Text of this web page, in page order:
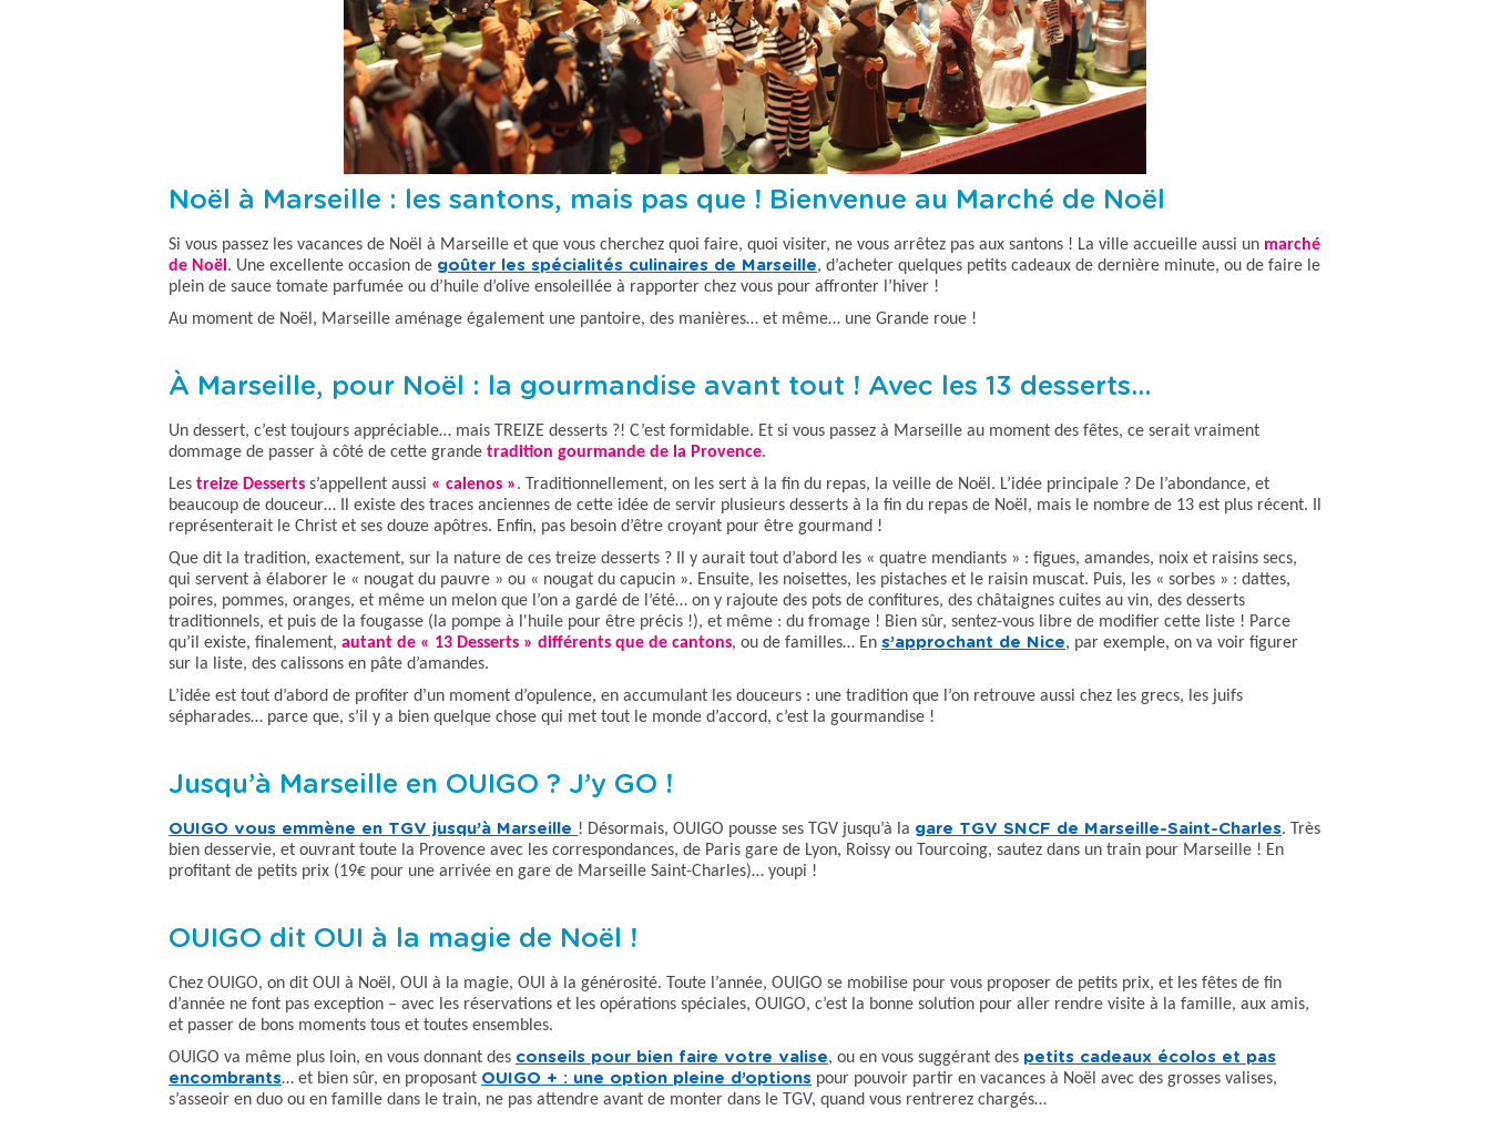
Noël à Marseille : les santons, mais pas que ! Bienvenue au Marché de Noël
Si vous passez les vacances de Noël à Marseille et que vous cherchez quoi faire, quoi visiter, ne vous arrêtez pas aux santons ! La ville accueille aussi un marché
de Noël. Une excellente occasion de goûter les spécialités culinaires de Marseille, d’acheter quelques petits cadeaux de dernière minute, ou de faire le
plein de sauce tomate parfumée ou d’huile d’olive ensoleillée à rapporter chez vous pour affronter l’hiver !
Au moment de Noël, Marseille aménage également une pantoire, des manières… et même… une Grande roue !
À Marseille, pour Noël : la gourmandise avant tout ! Avec les 13 desserts…
Un dessert, c’est toujours appréciable… mais TREIZE desserts ?! C’est formidable. Et si vous passez à Marseille au moment des fêtes, ce serait vraiment
dommage de passer à côté de cette grande tradition gourmande de la Provence.
Les treize Desserts s’appellent aussi « calenos ». Traditionnellement, on les sert à la fin du repas, la veille de Noël. L’idée principale ? De l’abondance, et
beaucoup de douceur… Il existe des traces anciennes de cette idée de servir plusieurs desserts à la fin du repas de Noël, mais le nombre de 13 est plus récent. Il
représenterait le Christ et ses douze apôtres. Enfin, pas besoin d’être croyant pour être gourmand !
Que dit la tradition, exactement, sur la nature de ces treize desserts ? Il y aurait tout d’abord les « quatre mendiants » : figues, amandes, noix et raisins secs,
qui servent à élaborer le « nougat du pauvre » ou « nougat du capucin ». Ensuite, les noisettes, les pistaches et le raisin muscat. Puis, les « sorbes » : dattes,
poires, pommes, oranges, et même un melon que l’on a gardé de l’été… on y rajoute des pots de confitures, des châtaignes cuites au vin, des desserts
traditionnels, et puis de la fougasse (la pompe à l'huile pour être précis !), et même : du fromage ! Bien sûr, sentez-vous libre de modifier cette liste ! Parce
qu’il existe, finalement, autant de « 13 Desserts » différents que de cantons, ou de familles… En s’approchant de Nice, par exemple, on va voir figurer
sur la liste, des calissons en pâte d’amandes.
L’idée est tout d’abord de profiter d’un moment d’opulence, en accumulant les douceurs : une tradition que l’on retrouve aussi chez les grecs, les juifs
sépharades… parce que, s’il y a bien quelque chose qui met tout le monde d’accord, c’est la gourmandise !
Jusqu’à Marseille en OUIGO ? J’y GO !
OUIGO vous emmène en TGV jusqu’à Marseille ! Désormais, OUIGO pousse ses TGV jusqu’à la gare TGV SNCF de Marseille-Saint-Charles. Très
bien desservie, et ouvrant toute la Provence avec les correspondances, de Paris gare de Lyon, Roissy ou Tourcoing, sautez dans un train pour Marseille ! En
profitant de petits prix (19€ pour une arrivée en gare de Marseille Saint-Charles)… youpi !
OUIGO dit OUI à la magie de Noël !
Chez OUIGO, on dit OUI à Noël, OUI à la magie, OUI à la générosité. Toute l’année, OUIGO se mobilise pour vous proposer de petits prix, et les fêtes de fin
d’année ne font pas exception – avec les réservations et les opérations spéciales, OUIGO, c’est la bonne solution pour aller rendre visite à la famille, aux amis,
et passer de bons moments tous et toutes ensembles.
OUIGO va même plus loin, en vous donnant des conseils pour bien faire votre valise, ou en vous suggérant des petits cadeaux écolos et pas
encombrants… et bien sûr, en proposant OUIGO + : une option pleine d’options pour pouvoir partir en vacances à Noël avec des grosses valises,
s’asseoir en duo ou en famille dans le train, ne pas attendre avant de monter dans le TGV, quand vous rentrerez chargés…